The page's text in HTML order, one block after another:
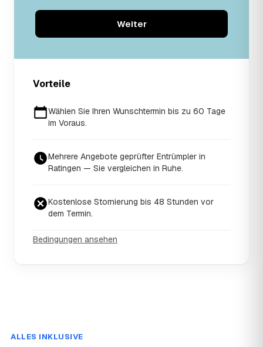
Weiter
Vorteile
Wählen Sie Ihren Wunschtermin bis zu 60 Tage
im Voraus.
Mehrere Angebote geprüfter Entrümpler in
Ratingen — Sie vergleichen in Ruhe.
Kostenlose Stornierung bis 48 Stunden vor
dem Termin.
Bedingungen ansehen
ALLES INKLUSIVE